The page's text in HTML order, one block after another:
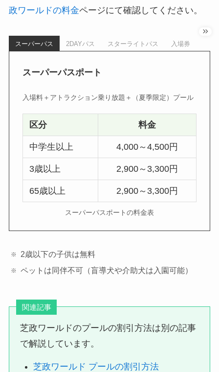
政ワールドの料金ページにて確認してください。
スーパーパス 2DAYパス スターライトパス 入場券
スーパーパスポート
入場料＋アトラクション乗り放題＋（夏季限定）プール
区分 料金
中学生以上 4,000～4,500円
3歳以上 2,900～3,300円
65歳以上 2,900～3,300円
スーパーパスポートの料金表
2歳以下の子供は無料
ペットは同伴不可（盲導犬や介助犬は入園可能）
関連記事
芝政ワールドのプールの割引方法は別の記事
で解説しています。
芝政ワールド プールの割引方法